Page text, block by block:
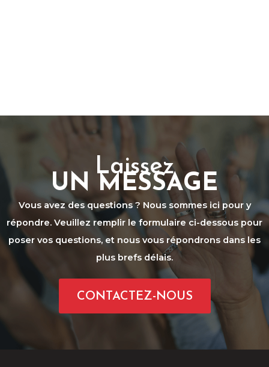
Laissez
UN MESSAGE
Vous avez des questions ? Nous sommes ici pour y
répondre. Veuillez remplir le formulaire ci-dessous pour
poser vos questions, et nous vous répondrons dans les
plus brefs délais.
CONTACTEZ-NOUS